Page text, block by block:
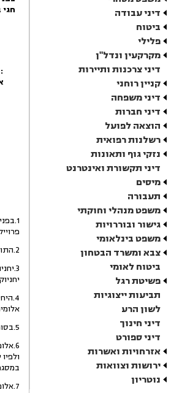
דיני עבודה
ביטוח
פלילי
מקרקעין ונדל"ן
דיני צרכנות ותיירות
קניין רוחני
דיני משפחה
דיני חברות
הוצאה לפועל
רשלנות רפואית
נזקי גוף ותאונות
דיני תקשורת ואינטרנט
מיסים
תעבורה
משפט מנהלי וחוקתי
גישור ובוררויות
משפט בינלאומי
צבא ומשרד הבטחון
ביטוח לאומי
פשיטת רגל
תביעות ייצוגיות
לשון הרע
דיני חינוך
דיני ספורט
אזרחויות ואשרות
ירושות וצוואות
נוטריון
חגי
:
2.התובעת (
3.יחניוק התקשרה בחוזה עם התעשיה האוירית (
אלומים ביום 2.3.2009 תביעה בבית המשפט המחוזי
5.בסופו של דבר, הגיעו הצדדים להסכמה מחוץ לכתלי בית המשפט, ולבקשתם המשותפת, נדחתה התביעה הראשונה ביום 20.4.2009.
במסגרת כתב
7.אלומים מוסיפה וטוענת כי ליחניוק אין כל יכולת כלכלית לשלם את סכום התביעה נגדה, ולכן יש מקום להטלת העיקולים על נכסיה.